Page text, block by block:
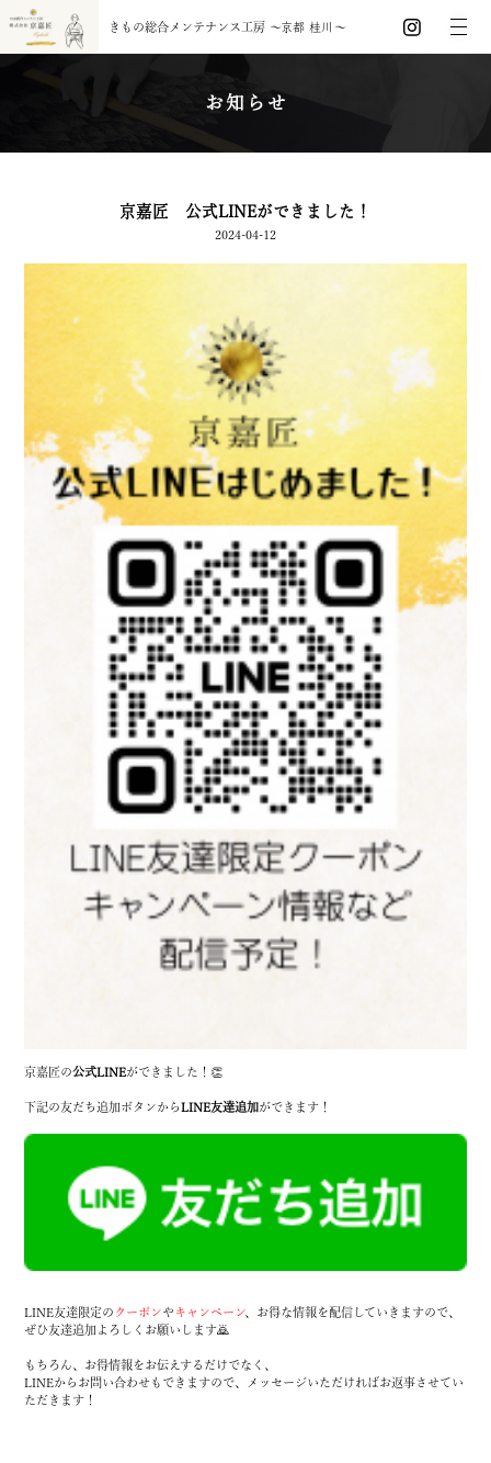
きもの総合メンテナンス工房 〜京都 桂川 〜
お知らせ
京嘉匠 公式LINEができました！
2024-04-12
京嘉匠の公式LINEができました！👏
下記の友だち追加ボタンからLINE友達追加ができます！
LINE友達限定の クーポンや キャンペーン、お得な情報を配信していきますので、
ぜひ友達追加よろしくお願いします🙇
もちろん、お得情報をお伝えするだけでなく、
LINEからお問い合わせもできますので、メッセージいただければお返事させてい
ただきます！